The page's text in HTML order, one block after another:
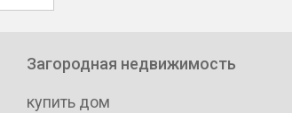
Загородная недвижимость
купить дом